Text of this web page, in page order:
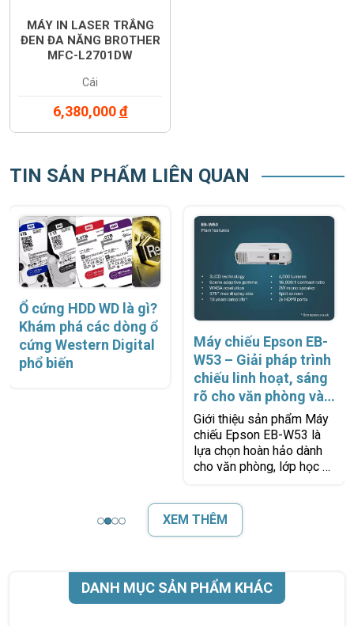
MÁY IN LASER TRẮNG
ĐEN ĐA NĂNG BROTHER
MFC-L2701DW
Cái
6,380,000đ
TIN SẢN PHẨM LIÊN QUAN
Ổ cứng HDD WD là gì?
Khám phá các dòng ổ
cứng Western Digital
phổ biến
Máy chiếu Epson EB-
W53 – Giải pháp trình
chiếu linh hoạt, sáng
rõ cho văn phòng và
lớp học
Giới thiệu sản phẩm Máy
chiếu Epson EB-W53 là
lựa chọn hoàn hảo dành
cho văn phòng, lớp học và
dễ
XEM THÊM
DANH MỤC SẢN PHẨM KHÁC